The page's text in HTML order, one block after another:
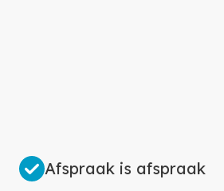
Afspraak is afspraak